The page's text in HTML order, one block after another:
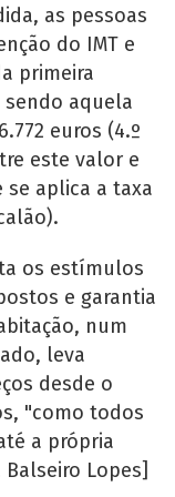
as pessoas
do IMT e
primeira
aquela
euros (4.º
este valor e
se aplica a taxa
os estímulos
e garantia
num
leva
desde o
"como todos
a própria
Lopes]